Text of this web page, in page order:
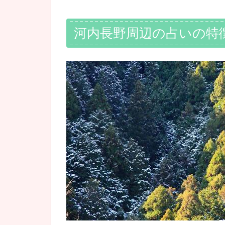
河内長野周辺の占いの特